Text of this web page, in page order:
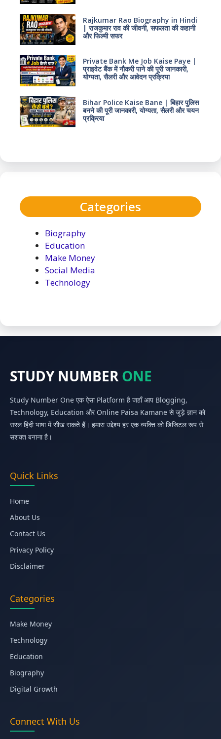
Rajkumar Rao Biography in Hindi
| राजकुमार राव की जीवनी, सफलता की कहानी
और फिल्मी सफर
Private Bank Me Job Kaise Paye |
प्राइवेट बैंक में नौकरी पाने की पूरी जानकारी,
योग्यता, सैलरी और आवेदन प्रक्रिया
Bihar Police Kaise Bane | बिहार पुलिस
बनने की पूरी जानकारी, योग्यता, सैलरी और चयन
प्रक्रिया
Categories
Biography
Education
Make Money
Social Media
Technology
STUDY NUMBERONE
Study Number One एक ऐसा Platform है जहाँ आप Blogging,
Technology, Education और Online Paisa Kamane से जुड़े ज्ञान को
सरल हिंदी भाषा में सीख सकते हैं। हमारा उद्देश्य हर एक व्यक्ति को डिजिटल रूप से
सशक्त बनाना है।
Quick Links
Home
About Us
Contact Us
Privacy Policy
Disclaimer
Categories
Make Money
Technology
Education
Biography
Digital Growth
Connect With Us